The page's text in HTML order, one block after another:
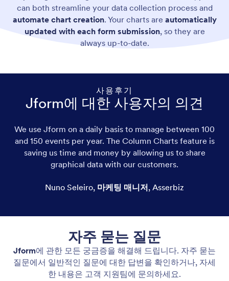
can both streamline your data collection process and
automate chart creation. Your charts are automatically
updated with each form submission, so they are
always up-to-date.
사용후기
Jform에 대한 사용자의 의견
We use Jform on a daily basis to manage between 100
and 150 events per year. The Column Charts feature is
saving us time and money by allowing us to share
graphical data with our customers.
Nuno Seleiro, 마케팅 매니저, Asserbiz
자주 묻는 질문
Jform에 관한 모든 궁금증을 해결해 드립니다. 자주 묻는
질문에서 일반적인 질문에 대한 답변을 확인하거나, 자세
한 내용은 고객 지원팀에 문의하세요.